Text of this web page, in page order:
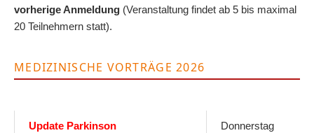
vorherige Anmeldung (Veranstaltung findet ab 5 bis maximal
20 Teilnehmern statt).
MEDIZINISCHE VORTRÄGE 2026
Update Parkinson
Donnerstag